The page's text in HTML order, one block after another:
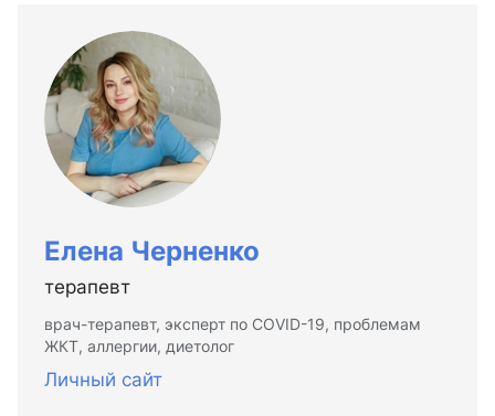
Елена Черненко
терапевт
врач-терапевт, эксперт по COVID-19, проблемам
ЖКТ, аллергии, диетолог
Личный сайт